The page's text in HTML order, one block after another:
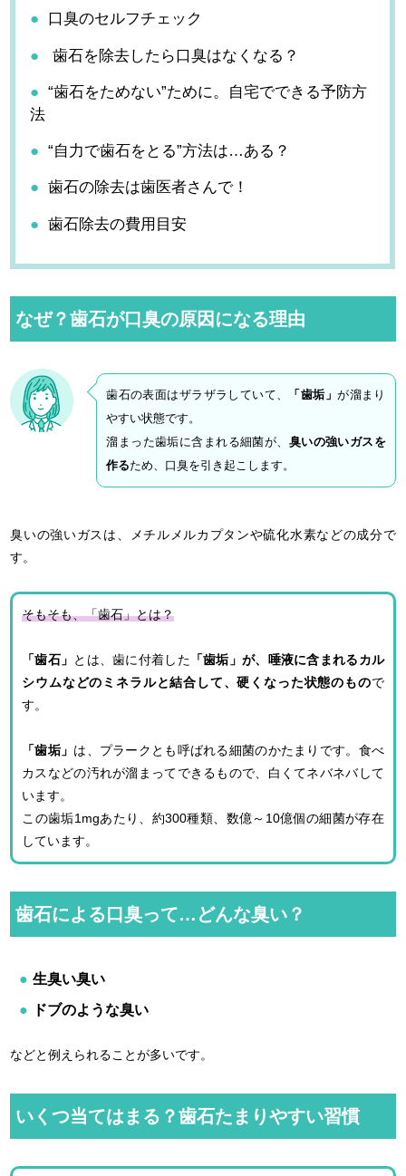
口臭のセルフチェック
歯石を除去したら口臭はなくなる？
“歯石をためない”ために。自宅でできる予防方
法
“自力で歯石をとる”方法は…ある？
歯石の除去は歯医者さんで！
歯石除去の費用目安
なぜ？歯石が口臭の原因になる理由
歯石の表面はザラザラしていて、 「歯垢」が溜まり
やすい状態です。
溜まった歯垢に含まれる細菌が、 臭いの強いガスを
作るため、口臭を引き起こします。
臭いの強いガスは、メチルメルカプタンや硫化水素などの成分で
す。
そもそも、「歯石」とは？
「歯石」 とは、歯に付着した 「歯垢」が、唾液に含まれるカル
シウムなどのミネラルと結合して、硬くなった状態のもので
す。
「歯垢」 は、プラークとも呼ばれる細菌のかたまりです。食べ
カスなどの汚れが溜まってできるもので、白くてネバネバして
います。
この歯垢1mgあたり、約300種類、数億～10億個の細菌が存在
しています。
歯石による口臭って…どんな臭い？
生臭い臭い
ドブのような臭い
などと例えられることが多いです。
いくつ当てはまる？歯石たまりやすい習慣